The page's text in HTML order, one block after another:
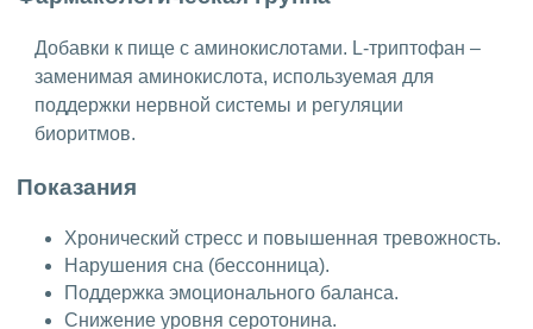
Добавки к пище с аминокислотами. L-триптофан –
заменимая аминокислота, используемая для
поддержки нервной системы и регуляции
биоритмов.
Показания
Хронический стресс и повышенная тревожность.
Нарушения сна (бессонница).
Поддержка эмоционального баланса.
Снижение уровня серотонина.